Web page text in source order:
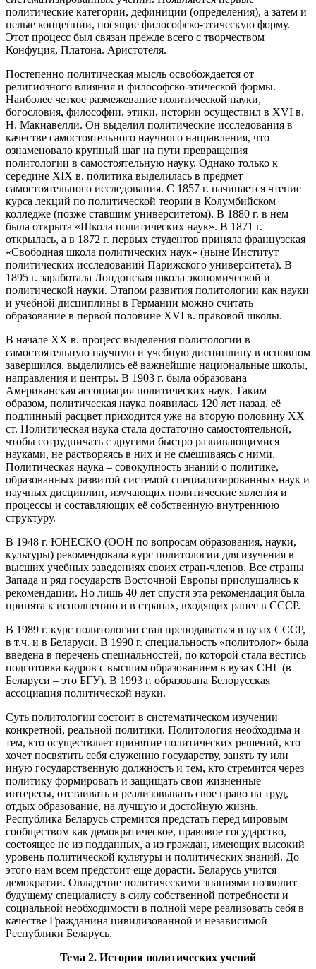
политические категории, дефиниции (определения), а затем и
целые концепции, носящие философско-этическую форму.
Этот процесс был связан прежде всего с творчеством
Конфуция, Платона. Аристотеля.
Постепенно политическая мысль освобождается от
религиозного влияния и философско-этической формы.
Наиболее четкое размежевание политической науки,
богословия, философии, этики, истории осуществил в XVI в.
Н. Макиавелли. Он выделил политические исследования в
качестве самостоятельного научного направления, что
ознаменовало крупный шаг на пути превращения
политологии в самостоятельную науку. Однако только к
середине XIX в. политика выделилась в предмет
самостоятельного исследования. С 1857 г. начинается чтение
курса лекций по политической теории в Колумбийском
колледже (позже ставшим университетом). В 1880 г. в нем
была открыта «Школа политических наук». В 1871 г.
открылась, а в 1872 г. первых студентов приняла французская
«Свободная школа политических наук» (ныне Институт
политических исследований Парижского университета). В
1895 г. заработала Лондонская школа экономической и
политической науки. Этапом развития политологии как науки
и учебной дисциплины в Германии можно считать
образование в первой половине XVI в. правовой школы.
В начале XX в. процесс выделения политологии в
самостоятельную научную и учебную дисциплину в основном
завершился, выделились её важнейшие национальные школы,
направления и центры. В 1903 г. была образована
Американская ассоциация политических наук. Таким
образом, политическая наука появилась 120 лет назад. её
подлинный расцвет приходится уже на вторую половину XX
ст. Политическая наука стала достаточно самостоятельной,
чтобы сотрудничать с другими быстро развивающимися
науками, не растворяясь в них и не смешиваясь с ними.
Политическая наука – совокупность знаний о политике,
образованных развитой системой специализированных наук и
научных дисциплин, изучающих политические явления и
процессы и составляющих её собственную внутреннюю
структуру.
В 1948 г. ЮНЕСКО (ООН по вопросам образования, науки,
культуры) рекомендовала курс политологии для изучения в
высших учебных заведениях своих стран-членов. Все страны
Запада и ряд государств Восточной Европы прислушались к
рекомендации. Но лишь 40 лет спустя эта рекомендация была
принята к исполнению и в странах, входящих ранее в СССР.
В 1989 г. курс политологии стал преподаваться в вузах СССР,
в т.ч. и в Беларуси. В 1990 г. специальность «политолог» была
введена в перечень специальностей, по которой стала вестись
подготовка кадров с высшим образованием в вузах СНГ (в
Беларуси – это БГУ). В 1993 г. образована Белорусская
ассоциация политической науки.
Суть политологии состоит в систематическом изучении
конкретной, реальной политики. Политология необходима и
тем, кто осуществляет принятие политических решений, кто
хочет посвятить себя служению государству, занять ту или
иную государственную должность и тем, кто стремится через
политику формировать и защищать свои жизненные
интересы, отстаивать и реализовывать свое право на труд,
отдых образование, на лучшую и достойную жизнь.
Республика Беларусь стремится предстать перед мировым
сообществом как демократическое, правовое государство,
состоящее не из подданных, а из граждан, имеющих высокий
уровень политической культуры и политических знаний. До
этого нам всем предстоит еще дорасти. Беларусь учится
демократии. Овладение политическими знаниями позволит
будущему специалисту в силу собственной потребности и
социальной необходимости в полной мере реализовать себя в
качестве Гражданина цивилизованной и независимой
Республики Беларусь.
Тема 2. История политических учений